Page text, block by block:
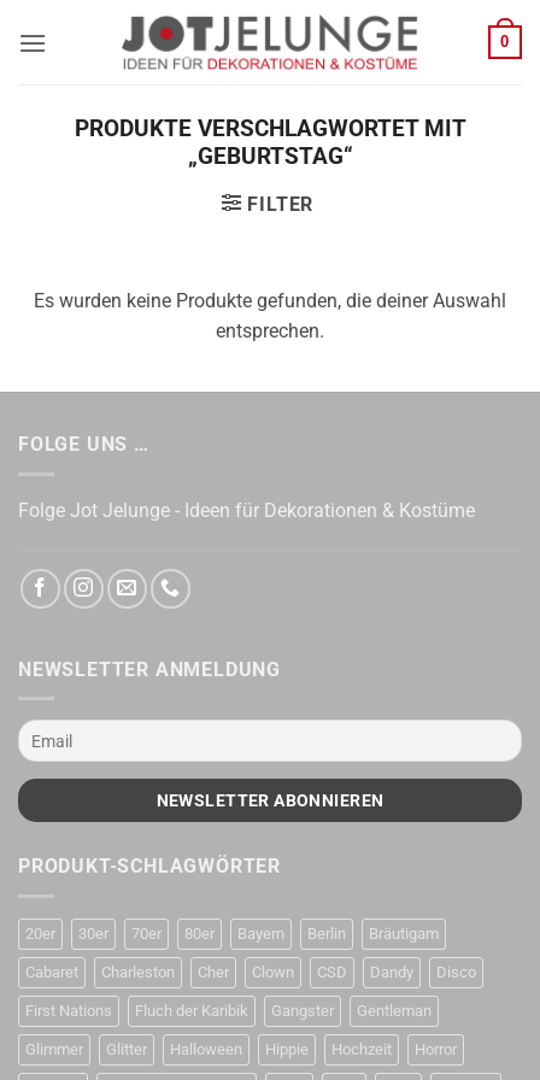
Inhalt
0
PRODUKTE VERSCHLAGWORTET MIT
„GEBURTSTAG“
FILTER
Es wurden keine Produkte gefunden, die deiner Auswahl
entsprechen.
FOLGE UNS …
Folge Jot Jelunge - Ideen für Dekorationen & Kostüme
NEWSLETTER ANMELDUNG
PRODUKT-SCHLAGWÖRTER
20er 30er 70er 80er Bayern Berlin Bräutigam
Cabaret Charleston Cher Clown CSD Dandy Disco
First Nations Fluch der Karibik Gangster Gentleman
Glimmer Glitter Halloween Hippie Hochzeit Horror